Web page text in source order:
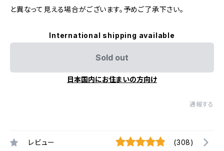
と異なって見える場合がございます。予めご了承下さい。
International shipping available
Sold out
日本国内にお住まいの方向け
通報する
レビュー (308)